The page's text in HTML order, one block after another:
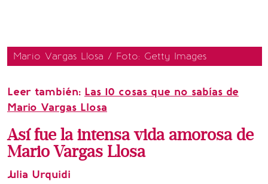
Mario Vargas Llosa / Foto: Getty Images
Leer también: Las 10 cosas que no sabías de
Mario Vargas Llosa
Así fue la intensa vida amorosa de
Mario Vargas Llosa
Julia Urquidi